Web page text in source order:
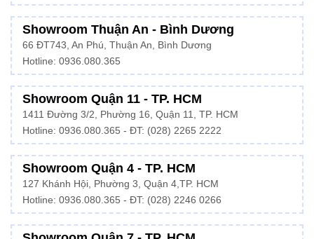
Showroom Thuận An - Bình Dương
66 ĐT743, An Phú, Thuận An, Bình Dương
Hotline: 0936.080.365
Showroom Quận 11 - TP. HCM
1411 Đường 3/2, Phường 16, Quận 11, TP. HCM
Hotline: 0936.080.365 - ĐT: (028) 2265 2222
Showroom Quận 4 - TP. HCM
127 Khánh Hội, Phường 3, Quận 4,TP. HCM
Hotline: 0936.080.365 - ĐT: (028) 2246 0266